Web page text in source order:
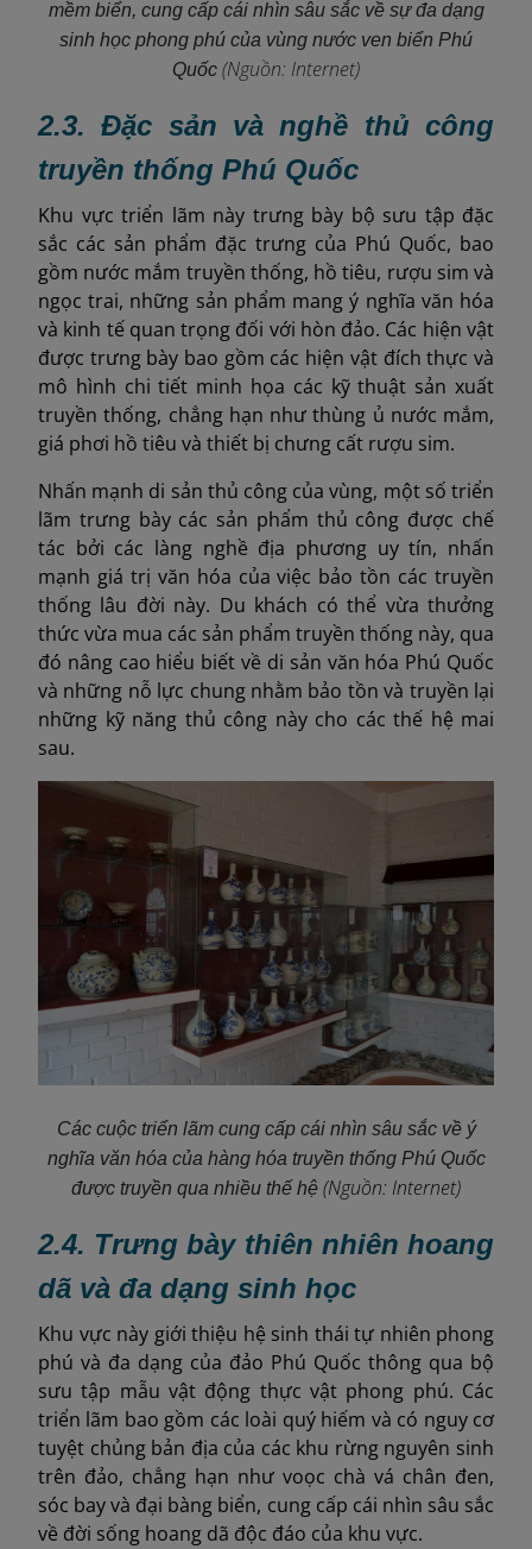
mềm biển, cung cấp cái nhìn sâu sắc về sự đa dạng
sinh học phong phú của vùng nước ven biển Phú
Quốc (Nguồn: Internet)
2.3. Đặc sản và nghề thủ công
truyền thống Phú Quốc
Khu vực triển lãm này trưng bày bộ sưu tập đặc
sắc các sản phẩm đặc trưng của Phú Quốc, bao
gồm nước mắm truyền thống, hồ tiêu, rượu sim và
ngọc trai, những sản phẩm mang ý nghĩa văn hóa
và kinh tế quan trọng đối với hòn đảo. Các hiện vật
được trưng bày bao gồm các hiện vật đích thực và
mô hình chi tiết minh họa các kỹ thuật sản xuất
truyền thống, chẳng hạn như thùng ủ nước mắm,
giá phơi hồ tiêu và thiết bị chưng cất rượu sim.
Nhấn mạnh di sản thủ công của vùng, một số triển
lãm trưng bày các sản phẩm thủ công được chế
tác bởi các làng nghề địa phương uy tín, nhấn
mạnh giá trị văn hóa của việc bảo tồn các truyền
thống lâu đời này. Du khách có thể vừa thưởng
thức vừa mua các sản phẩm truyền thống này, qua
đó nâng cao hiểu biết về di sản văn hóa Phú Quốc
và những nỗ lực chung nhằm bảo tồn và truyền lại
những kỹ năng thủ công này cho các thế hệ mai
sau.
Các cuộc triển lãm cung cấp cái nhìn sâu sắc về ý
nghĩa văn hóa của hàng hóa truyền thống Phú Quốc
được truyền qua nhiều thế hệ (Nguồn: Internet)
2.4. Trưng bày thiên nhiên hoang
dã và đa dạng sinh học
Khu vực này giới thiệu hệ sinh thái tự nhiên phong
phú và đa dạng của đảo Phú Quốc thông qua bộ
sưu tập mẫu vật động thực vật phong phú. Các
triển lãm bao gồm các loài quý hiếm và có nguy cơ
tuyệt chủng bản địa của các khu rừng nguyên sinh
trên đảo, chẳng hạn như voọc chà vá chân đen,
sóc bay và đại bàng biển, cung cấp cái nhìn sâu sắc
về đời sống hoang dã độc đáo của khu vực.